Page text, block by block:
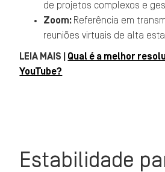
de projetos complexos e
Zoom: Referência em
reuniões virtuais de alta
LEIA MAIS | Qual é a melhor
YouTube?
Estabilidade